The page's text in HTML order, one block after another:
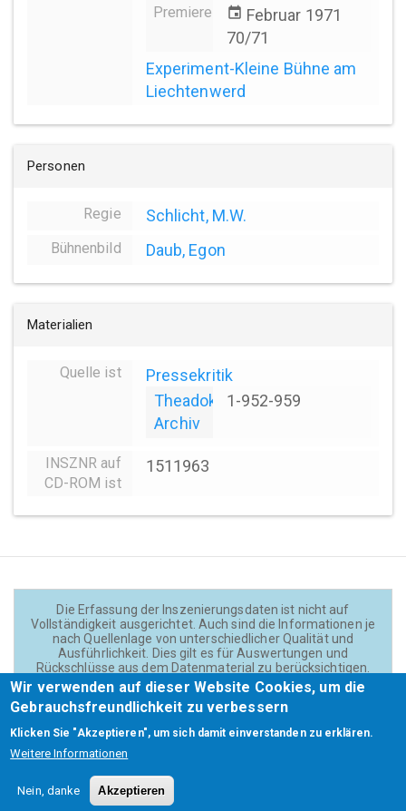
Premiere event Februar 1971
70/71
Experiment-Kleine Bühne am
Liechtenwerd
Personen
Regie Schlicht, M.W.
Bühnenbild Daub, Egon
Materialien
Quelle ist
Pressekritik
Theadok
Archiv
1-952-959
INSZNR auf
CD-ROM ist
1511963
Die Erfassung der Inszenierungsdaten ist nicht auf
Vollständigkeit ausgerichtet. Auch sind die Informationen je
nach Quellenlage von unterschiedlicher Qualität und
Ausführlichkeit. Dies gilt es für Auswertungen und
Rückschlüsse aus dem Datenmaterial zu berücksichtigen.
Daten und Texte auf der Website sind - wenn nicht anders
angegeben - lizensiert unterCC BY 4.0(Creator:
Theadok.at).
Footer
Wir verwenden auf dieser Website Cookies, um die
Gebrauchsfreundlichkeit zu verbessern
Klicken Sie "Akzeptieren", um sich damit einverstanden zu erklären.
Weitere Informationen
Nein, danke Akzeptieren